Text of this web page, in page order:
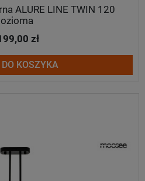
ALURE LINE TWIN 120
zł
DO KOSZYKA